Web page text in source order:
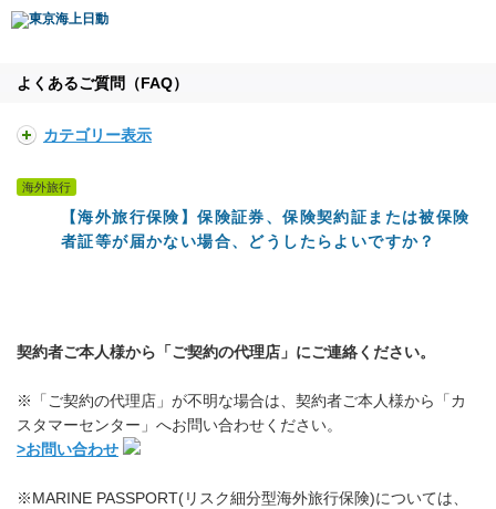
よくあるご質問（FAQ）
カテゴリー表示
海外旅行
【海外旅行保険】保険証券、保険契約証または被保険
者証等が届かない場合、どうしたらよいですか？
契約者ご本人様から「ご契約の代理店」にご連絡ください。
※「ご契約の代理店」が不明な場合は、契約者ご本人様から「カ
スタマーセンター」へお問い合わせください。
>お問い合わせ
※MARINE PASSPORT(リスク細分型海外旅行保険)については、